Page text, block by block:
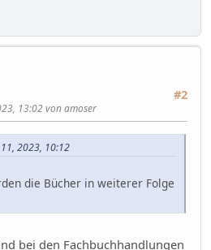
#2
13:02 von amoser
2023, 10:12
die Bücher in weiterer Folge
bei den Fachbuchhandlungen